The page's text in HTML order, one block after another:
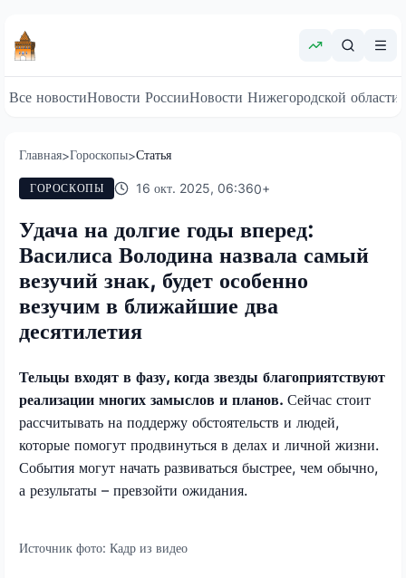
Все новостиНовости РоссииНовости Нижегородской области
Главная>Гороскопы>Статья
ГОРОСКОПЫ 16 окт. 2025, 06:360+
Удача на долгие годы вперед:
Василиса Володина назвала самый
везучий знак, будет особенно
везучим в ближайшие два
десятилетия
Тельцы входят в фазу, когда звезды благоприятствуют
реализации многих замыслов и планов. Сейчас стоит
рассчитывать на поддержу обстоятельств и людей,
которые помогут продвинуться в делах и личной жизни.
События могут начать развиваться быстрее, чем обычно,
а результаты – превзойти ожидания.
Источник фото: Кадр из видео